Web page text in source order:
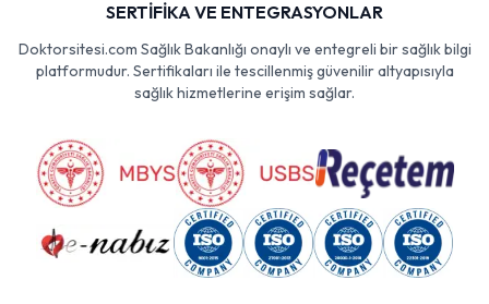
SERTİFİKA VE ENTEGRASYONLAR
Doktorsitesi.com Sağlık Bakanlığı onaylı ve entegreli bir sağlık bilgi
platformudur. Sertifikaları ile tescillenmiş güvenilir altyapısıyla
sağlık hizmetlerine erişim sağlar.